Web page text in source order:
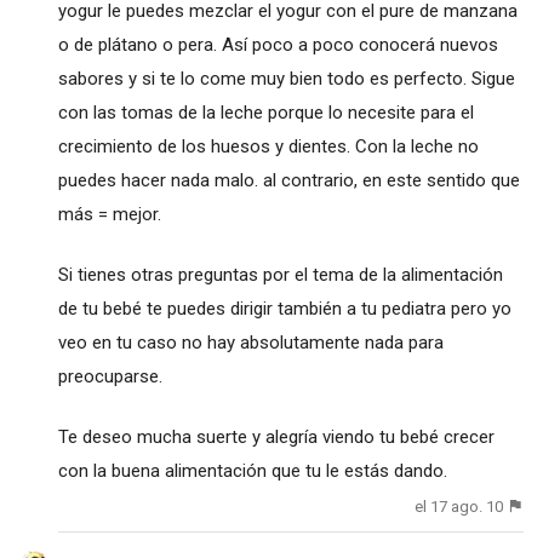
yogur le puedes mezclar el yogur con el pure de manzana
o de plátano o pera. Así poco a poco conocerá nuevos
sabores y si te lo come muy bien todo es perfecto. Sigue
con las tomas de la leche porque lo necesite para el
crecimiento de los huesos y dientes. Con la leche no
puedes hacer nada malo. al contrario, en este sentido que
más = mejor.
Si tienes otras preguntas por el tema de la alimentación
de tu bebé te puedes dirigir también a tu pediatra pero yo
veo en tu caso no hay absolutamente nada para
preocuparse.
Te deseo mucha suerte y alegría viendo tu bebé crecer
con la buena alimentación que tu le estás dando.
el 17 ago. 10